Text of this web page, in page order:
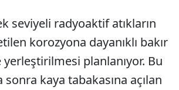
seviyeli radyoaktif atıkların
korozyona dayanıklı bakır
planlanıyor. Bu
kaya tabakasına açılan